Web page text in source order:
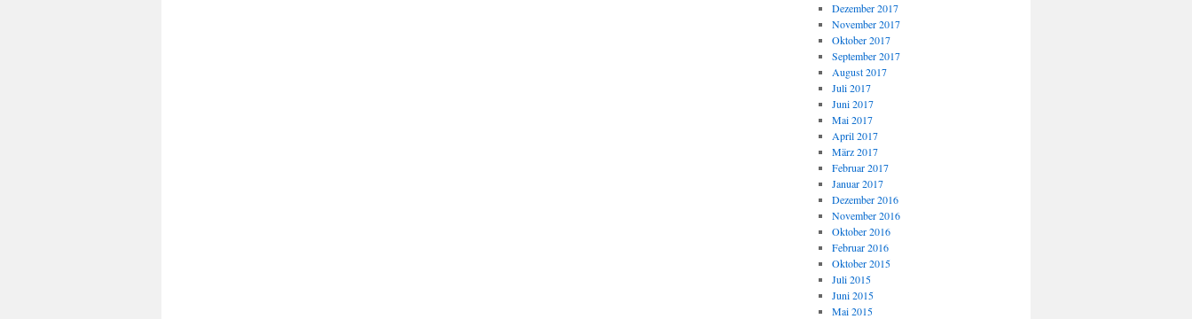
Dezember 2017
November 2017
Oktober 2017
September 2017
August 2017
Juli 2017
Juni 2017
Mai 2017
April 2017
März 2017
Februar 2017
Januar 2017
Dezember 2016
November 2016
Oktober 2016
Februar 2016
Oktober 2015
Juli 2015
Juni 2015
Mai 2015